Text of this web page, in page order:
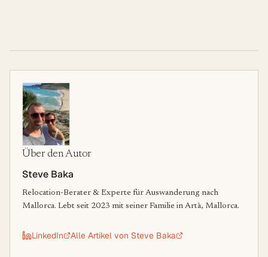
Über den Autor
Steve Baka
Relocation-Berater & Experte für Auswanderung nach
Mallorca. Lebt seit 2023 mit seiner Familie in Artà, Mallorca.
LinkedIn Alle Artikel von Steve Baka